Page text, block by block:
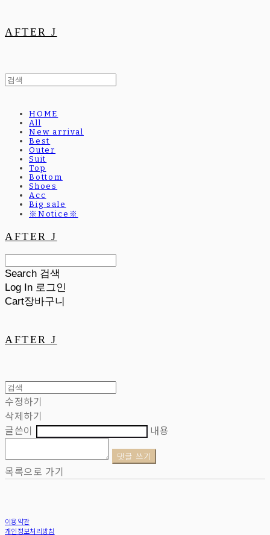
AFTER J
HOME
All
New arrival
Best
Outer
Suit
Top
Bottom
Shoes
Acc
Big sale
※Notice※
AFTER J
Search 검색
Log In 로그인
Cart장바구니
AFTER J
수정하기
삭제하기
글쓴이
내용
댓글 쓰기
목록으로 가기
이용약관
개인정보처리방침